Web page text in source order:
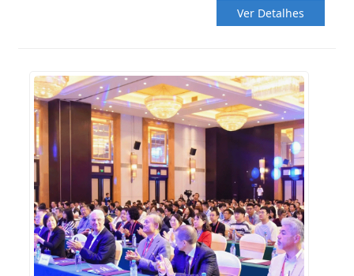
Ver Detalhes